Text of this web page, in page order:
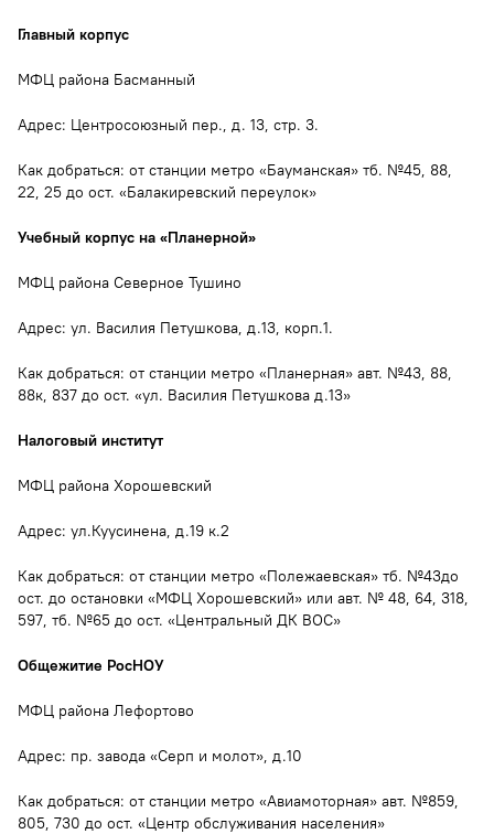
Главный корпус
МФЦ района Басманный
Адрес: Центросоюзный пер., д. 13, стр. 3.
Как добраться: от станции метро «Бауманская» тб. №45, 88,
22, 25 до ост. «Балакиревский переулок»
Учебный корпус на «Планерной»
МФЦ района Северное Тушино
Адрес: ул. Василия Петушкова, д.13, корп.1.
Как добраться: от станции метро «Планерная» авт. №43, 88,
88к, 837 до ост. «ул. Василия Петушкова д.13»
Налоговый институт
МФЦ района Хорошевский
Адрес: ул.Куусинена, д.19 к.2
Как добраться: от станции метро «Полежаевская» тб. №43до
ост. до остановки «МФЦ Хорошевский» или авт. № 48, 64, 318,
597, тб. №65 до ост. «Центральный ДК ВОС»
Общежитие РосНОУ
МФЦ района Лефортово
Адрес: пр. завода «Серп и молот», д.10
Как добраться: от станции метро «Авиамоторная» авт. №859,
805, 730 до ост. «Центр обслуживания населения»